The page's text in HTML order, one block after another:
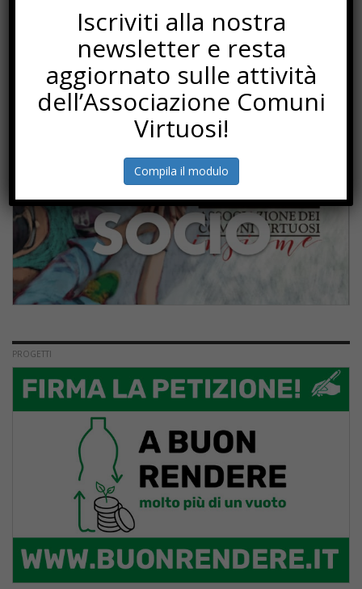
Il paese delle fiabe
SOTTOSCRIZIONI
PROGETTI
Iscriviti alla nostra
newsletter e resta
aggiornato sulle attività
dell’Associazione Comuni
Virtuosi!
Compila il modulo